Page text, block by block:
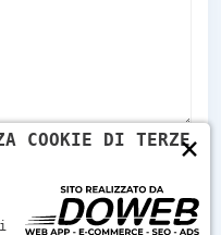
indicate sull'
×
COOKIE DI TERZE